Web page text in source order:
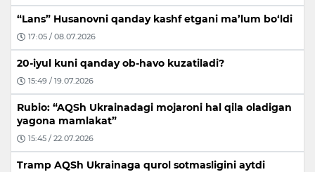
“Lans” Husanovni qanday kashf etgani ma’lum bo‘ldi
17:05 / 08.07.2026
20-iyul kuni qanday ob-havo kuzatiladi?
15:49 / 19.07.2026
Rubio: “AQSh Ukrainadagi mojaroni hal qila oladigan
yagona mamlakat”
15:45 / 22.07.2026
Tramp AQSh Ukrainaga qurol sotmasligini aytdi